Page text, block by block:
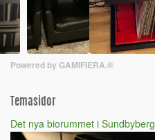
Powered by GAMIFIERA.®
Temasidor
Det nya biorummet i Sundbyberg